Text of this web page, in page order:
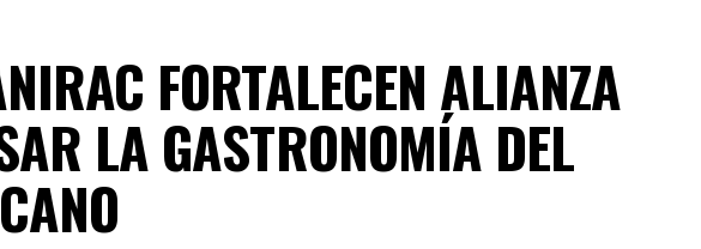
FORTALECEN ALIANZA
LA GASTRONOMÍA DEL